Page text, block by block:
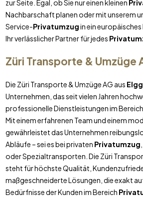
zur Seite. Egal, ob Sie nur einen kleinen
Nachbarschaft planen oder mit unserem
Service-Privatumzugin ein europäisches
Ihr verlässlicher Partner für jedes
Züri Transporte & Umzüge
Die Züri Transporte & Umzüge AG aus Elgg
Unternehmen, das seit vielen Jahren
professionelle Dienstleistungen im Bereich
Mit einem erfahrenen Team und einem
gewährleistet das Unternehmen
Abläufe – sei es bei privaten Privatumzug
oder Spezialtransporten. Die Züri
steht für höchste Qualität,
maßgeschneiderte Lösungen, die exakt
Bedürfnisse der Kunden im Bereich